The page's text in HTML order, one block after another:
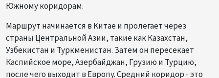
Южному коридорам.
Маршрут начинается в Китае и пролегает через
страны Центральной Азии, такие как Казахстан,
Узбекистан и Туркменистан. Затем он пересекает
Каспийское море, Азербайджан, Грузию и Турцию,
после чего выходит в Европу. Средний коридор - это